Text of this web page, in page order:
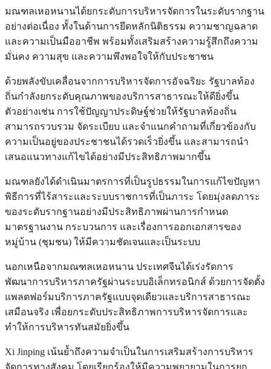
มณฑลเหอหนานได้ยกระดับการบริหารจัดการในระดับรากฐาน
อย่างต่อเนื่อง ทั้งในด้านการยึดหลักนิติธรรม ความชาญฉลาด
และความเป็นมืออาชีพ พร้อมทั้งเสริมสร้างความรู้สึกถึงความ
มั่นคง ความสุข และความพึงพอใจให้กับประชาชน
ด้วยพลังขับเคลื่อนจากการบริหารจัดการอัจฉริยะ รัฐบาลท้อง
ถิ่นกำลังยกระดับคุณภาพของบริการสาธารณะให้ดียิ่งขึ้น
ตัวอย่างเช่น การใช้ปัญญาประดิษฐ์ช่วยให้รัฐบาลท้องถิ่น
สามารถรวบรวม จัดระเบียบ และจำแนกคำถามที่เกี่ยวข้องกับ
ความเป็นอยู่ของประชาชนได้รวดเร็วยิ่งขึ้น และสามารถนำ
เสนอแนวทางแก้ไขได้อย่างมีประสิทธิภาพมากขึ้น
มณฑลยังได้ดำเนินมาตรการที่เป็นรูปธรรมในการแก้ไขปัญหา
พิธีการที่ไร้สาระและระบบราชการที่เป็นภาระ โดยมุ่งลดภาระ
ของระดับรากฐานอย่างมีประสิทธิภาพผ่านการกำหนด
มาตรฐานงาน กระบวนการ และเรื่องการออกเอกสารของ
หมู่บ้าน (ชุมชน) ให้มีความชัดเจนและเป็นระบบ
นอกเหนือจากมณฑลเหอหนาน ประเทศจีนได้เร่งรัดการ
พัฒนาการบริหารภาครัฐผ่านระบบอิเล็กทรอนิกส์ ด้วยการจัดตั้ง
แพลตฟอร์มบริการภาครัฐแบบจุดเดียวและบริการสาธารณะ
เสมือนจริง เพื่อยกระดับประสิทธิภาพการบริหารจัดการและ
ทำให้การบริหารทันสมัยยิ่งขึ้น
Xi Jinping เน้นย้ำถึงความจำเป็นในการเสริมสร้างการบริหาร